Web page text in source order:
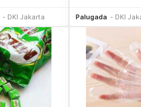
DKI Jakarta Palugada DKI